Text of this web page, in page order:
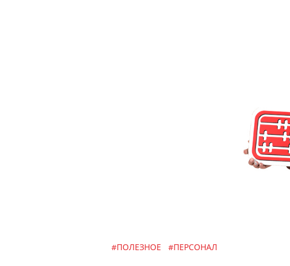
#ПОЛЕЗНОЕ #ПЕРСОНАЛ